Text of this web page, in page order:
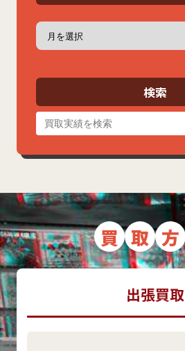
ア
カ
検索
買 取 方
出張買取